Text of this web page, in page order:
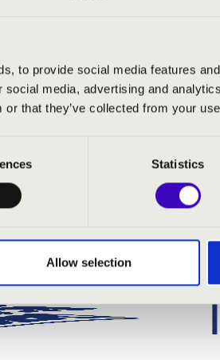
to provide social media features
media, advertising and
or that they’ve collected from your
Statistics
Allow selection